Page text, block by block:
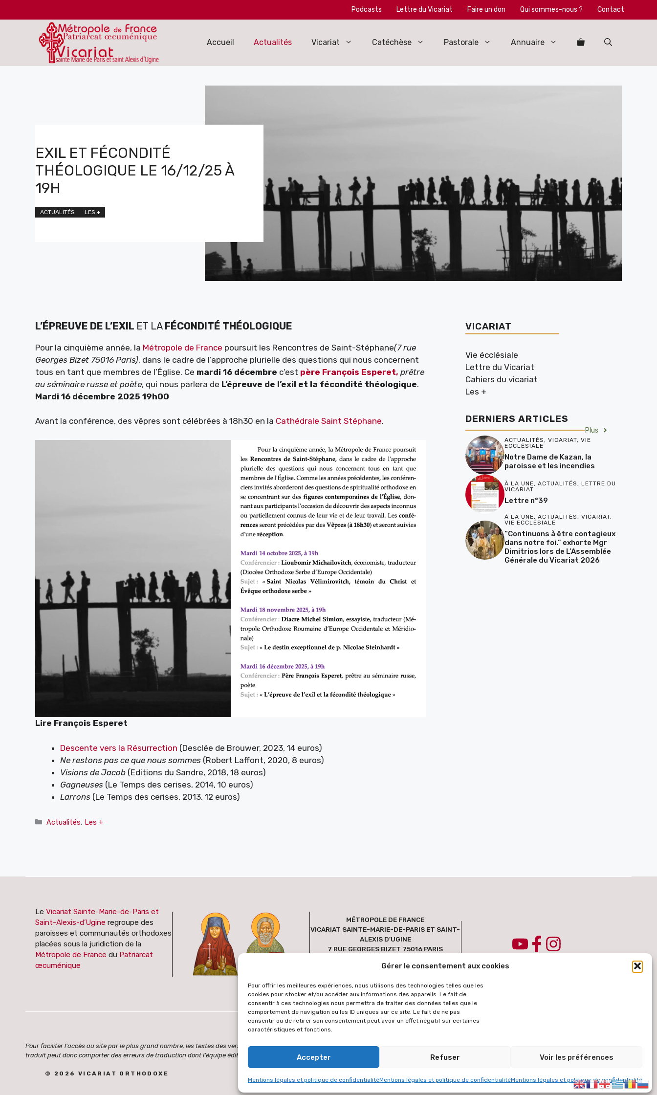
Gérer le consentement aux cookies
Pour offrir les meilleures expériences, nous utilisons des technologies telles que les
cookies pour stocker et/ou accéder aux informations des appareils. Le fait de
consentir à ces technologies nous permettra de traiter des données telles que le
comportement de navigation ou les ID uniques sur ce site. Le fait de ne pas
consentir ou de retirer son consentement peut avoir un effet négatif sur certaines
caractéristiques et fonctions.
Accepter Refuser Voir les préférences
Mentions légales et politique de confidentialitéMentions légales et politique de confidentialitéMentions légales et politique de confidentialité
au
Podcasts Lettre du Vicariat Faire un don Qui sommes-nous ? Contact
Accueil Actualités Vicariat Catéchèse Pastorale Annuaire
EXIL ET FÉCONDITÉ
THÉOLOGIQUE LE 16/12/25 À
19H
ACTUALITÉS LES +
L’ÉPREUVE DE L’EXIL ET LA FÉCONDITÉ THÉOLOGIQUE
Pour la cinquième année, la Métropole de France poursuit les Rencontres de Saint-Stéphane(7 rue
Georges Bizet 75016 Paris), dans le cadre de l’approche plurielle des questions qui nous concernent
tous en tant que membres de l’Église. Ce mardi 16 décembre c’est père François Esperet, prêtre
au séminaire russe et poète, qui nous parlera de L’épreuve de l’exil et la fécondité théologique.
Mardi 16 décembre 2025 19h00
Avant la conférence, des vêpres sont célébrées à 18h30 en la Cathédrale Saint Stéphane.
Lire François Esperet
Descente vers la Résurrection (Desclée de Brouwer, 2023, 14 euros)
Ne restons pas ce que nous sommes (Robert Laffont, 2020, 8 euros)
Visions de Jacob (Editions du Sandre, 2018, 18 euros)
Gagneuses (Le Temps des cerises, 2014, 10 euros)
Larrons (Le Temps des cerises, 2013, 12 euros)
Catégories
Actualités, Les +
VICARIAT
Vie écclésiale
Lettre du Vicariat
Cahiers du vicariat
Les +
DERNIERS ARTICLES
Plus
ACTUALITÉS, VICARIAT, VIE
ECCLÉSIALE
Notre Dame de Kazan, la
paroisse et les incendies
À LA UNE, ACTUALITÉS, LETTRE DU
VICARIAT
Lettre n°39
À LA UNE, ACTUALITÉS, VICARIAT,
VIE ECCLÉSIALE
“Continuons à être contagieux
dans notre foi.” exhorte Mgr
Dimitrios lors de L’Assemblée
Générale du Vicariat 2026
Le Vicariat Sainte-Marie-de-Paris et
Saint-Alexis-d’Ugine regroupe des
paroisses et communautés orthodoxes
placées sous la juridiction de la
Métropole de France du Patriarcat
œcuménique
MÉTROPOLE DE FRANCE
VICARIAT SAINTE-MARIE-DE-PARIS ET SAINT-
ALEXIS D'UGINE
7 RUE GEORGES BIZET 75016 PARIS
Pour faciliter l'accès au site par le plus grand nombre, les textes des versions étrangères sont générées via une extension de traduction automatique des contenus à partir de la langue française. Le texte
traduit peut donc comporter des erreurs de traduction dont l'équipe éditoriale ne peut être tenue responsable. L'équipe éditoriale vous remercie de votre compréhension.
© 2026 VICARIAT ORTHODOXE